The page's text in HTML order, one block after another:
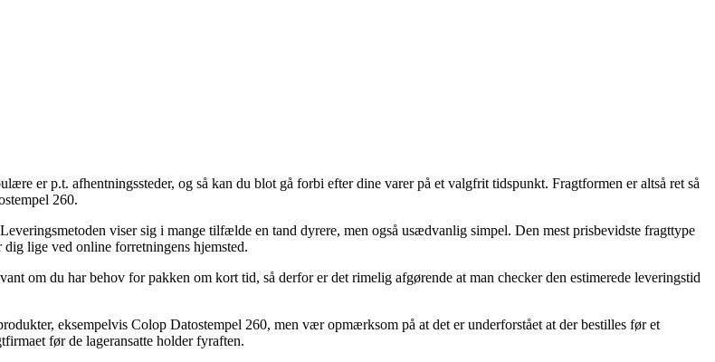
er p.t. afhentningssteder, og så kan du blot gå forbi efter dine varer på et valgfrit tidspunkt. Fragtformen er altså ret så
260.
viser sig i mange tilfælde en tand dyrere, men også usædvanlig simpel. Den mest prisbevidste fragttype
lige ved online forretningens hjemsted.
om du har behov for pakken om kort tid, så derfor er det rimelig afgørende at man checker den estimerede leveringstid
eksempelvis Colop Datostempel 260, men vær opmærksom på at det er underforstået at der bestilles før et
før de lageransatte holder fyraften.